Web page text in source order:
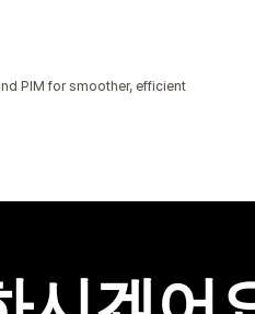
PIM for smoother, efficient